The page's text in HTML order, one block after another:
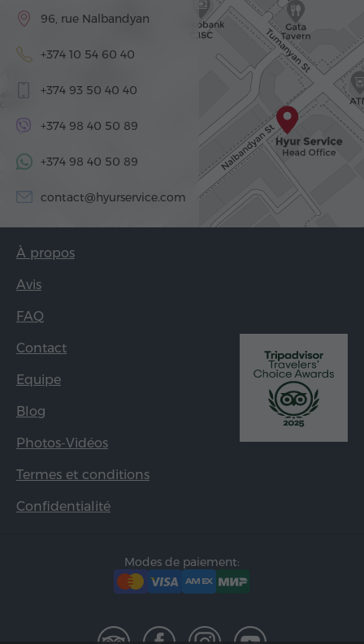
96, rue Nalbandyan
+374 10 54 60 40
+374 93 50 40 40
+374 98 40 50 89
+374 98 40 50 89
contact@hyurservice.com
À propos
Avis
FAQ
Contact
Equipe
Blog
Photos-Vidéos
Termes et conditions
Confidentialité
Modes de paiement: